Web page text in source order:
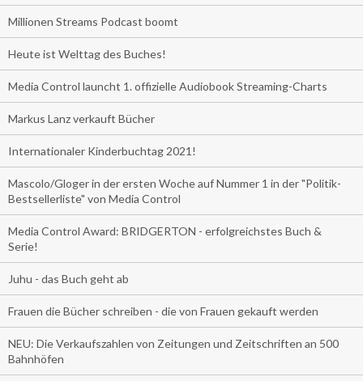
Millionen Streams Podcast boomt
Heute ist Welttag des Buches!
Media Control launcht 1. offizielle Audiobook Streaming-Charts
Markus Lanz verkauft Bücher
Internationaler Kinderbuchtag 2021!
Mascolo/Gloger in der ersten Woche auf Nummer 1 in der "Politik-
Bestsellerliste" von Media Control
Media Control Award: BRIDGERTON - erfolgreichstes Buch &
Serie!
Juhu - das Buch geht ab
Frauen die Bücher schreiben - die von Frauen gekauft werden
NEU: Die Verkaufszahlen von Zeitungen und Zeitschriften an 500
Bahnhöfen